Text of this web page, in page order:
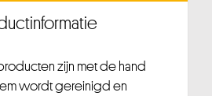
zijn met de hand
wordt gereinigd en